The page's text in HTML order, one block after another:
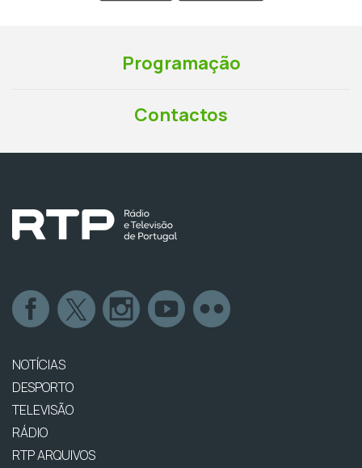
Programação
Contactos
NOTÍCIAS
DESPORTO
TELEVISÃO
RÁDIO
RTP ARQUIVOS